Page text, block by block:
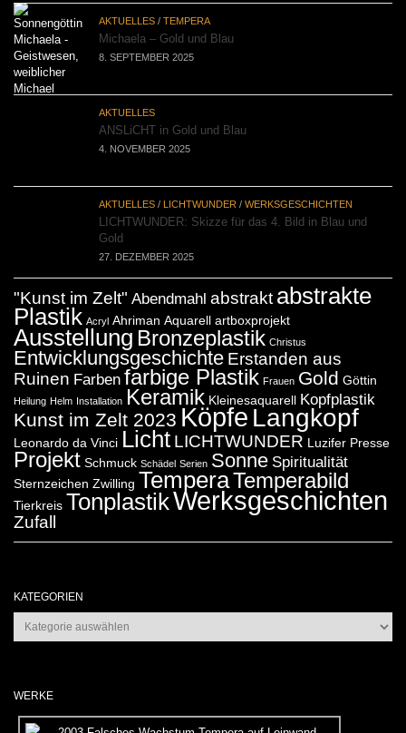
AKTUELLES / TEMPERA
Michaela – Gold und Blau
8. SEPTEMBER 2025
AKTUELLES
ANSLiCHT in Gold und Blau
4. NOVEMBER 2025
AKTUELLES / LICHTWUNDER / WERKSGESCHICHTEN
LICHTWUNDER: Skizze für das 4. Bild in Blau und
Gold
27. DEZEMBER 2025
"Kunst im Zelt" Abendmahl abstrakt abstrakte
Plastik Acryl Ahriman Aquarell artboxprojekt
Ausstellung Bronzeplastik Christus
Entwicklungsgeschichte Erstanden aus
Ruinen Farben farbige Plastik Frauen Gold Göttin
Heilung Helm Installation Keramik Kleinesaquarell Kopfplastik
Kunst im Zelt 2023 Köpfe Langkopf
Leonardo da Vinci Licht LICHTWUNDER Luzifer Presse
Projekt Schmuck Schädel Serien Sonne Spiritualität
Sternzeichen Zwilling TemperaTemperabild
Tierkreis TonplastikWerksgeschichten
Zufall
KATEGORIEN
Kategorien
WERKE